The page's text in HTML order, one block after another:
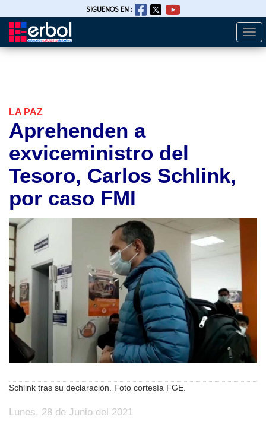
Pasar
SIGUENOS EN :
LA PAZ
Aprehenden a
exviceministro del
Tesoro, Carlos Schlink,
por caso FMI
Schlink tras su declaración. Foto cortesía FGE.
Lunes, 28 de Junio del 2021